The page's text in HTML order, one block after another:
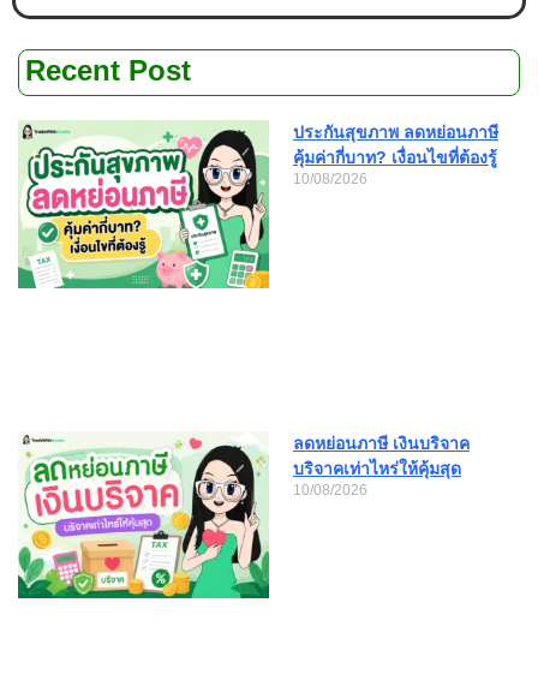
Recent Post
ประกันสุขภาพ ลดหย่อนภาษี
คุ้มค่ากี่บาท? เงื่อนไขที่ต้องรู้
10/08/2026
ลดหย่อนภาษี เงินบริจาค
บริจาคเท่าไหร่ให้คุ้มสุด
10/08/2026